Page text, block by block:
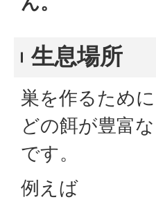
生息場所
巣を作るため
どの餌が豊富
です。
例えば